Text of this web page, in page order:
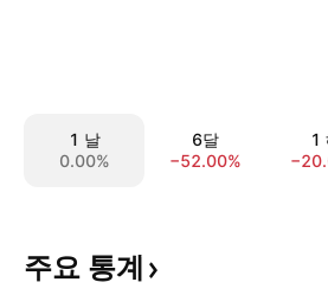
1 날
0.00%
6달
−52.00%
1
주요 통계